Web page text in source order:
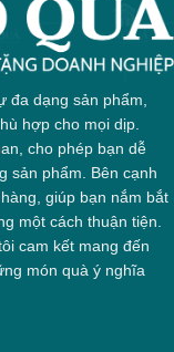
đa dạng sản phẩm,
hợp cho mọi dịp.
cho phép bạn dễ
sản phẩm. Bên cạnh
giúp bạn nắm bắt
một cách thuận tiện.
cam kết mang đến
món quà ý nghĩa